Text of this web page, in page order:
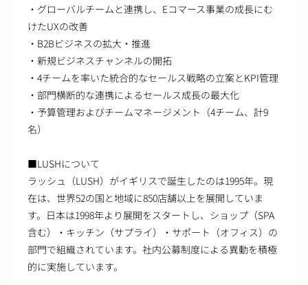
・グローバルチームと連携し、Eコマース事業の成長にむ
けたUXの改善
・B2Bビジネスの拡大・推進
・新規ビジネスチャンネルの開拓
・4チームを率いた統合的なセールス戦略の立案とKPI管理
・部門横断的な連携によるセールス成長の最大化
・予算管理およびチームマネージメント（4チーム、計9
名）
■LUSHについて
ラッシュ（LUSH）がイギリスで誕生したのは1995年。現
在は、世界52の国と地域に850店舗以上を展開していま
す。日本は1998年より展開をスタートし、ショップ（SPA
含む）・キッチン（サプライ）・サポート（オフィス）の
部門で組織されています。社内公募制度による異動を積極
的に実施しています。